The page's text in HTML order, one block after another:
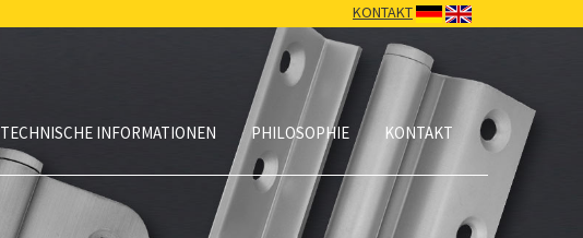
KONTAKT
TECHNISCHE INFORMATIONEN PHILOSOPHIE KONTAKT